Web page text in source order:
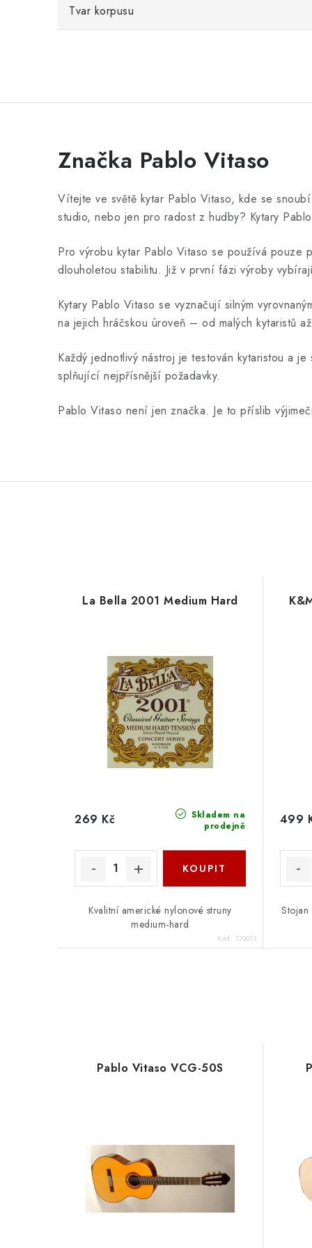
Tvar korpusu
Značka Pablo Vitaso
Vítejte ve světě kytar Pablo Vitaso, kde se
studio, nebo jen pro radost z hudby? Kytary
Pro výrobu kytar Pablo Vitaso se používá pouze
dlouholetou stabilitu. Již v první fázi výroby
Kytary Pablo Vitaso se vyznačují silným
na jejich hráčskou úroveň – od malých kytaristů
Každý jednotlivý nástroj je testován kytaristou a
splňující nejpřísnější požadavky.
Pablo Vitaso není jen značka. Je to příslib
La Bella 2001 Medium Hard
Skladem na
prodejně
269 Kč
Kvalitní americké nylonové struny
medium-hard
Kód: 120013
499
Pablo Vitaso VCG-50S